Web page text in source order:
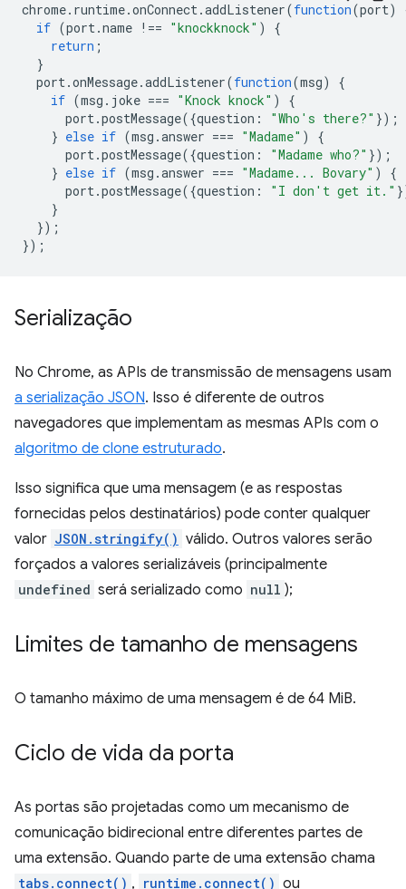
chrome. runtime.onConnect.addListener(function(port)
if (port.name !== "knockknock" )
{
return ;
}
port.onMessage.addListener(function(msg)
{
if (msg . joke === "Knock knock" )
{
port.postMessage({question : "Who's there?" });
} else if (msg .answer === "Madame" )
{
port.postMessage({question : "Madame who?" });
} else if (msg .answer === "Madame... Bovary" )
{
port.postMessage({question : "I don't get it."
}
});
});
Serialização
No Chrome, as APIs de transmissão de mensagens usam
a serialização JSON. Isso é diferente de outros
navegadores que implementam as mesmas APIs com o
algoritmo de clone estruturado.
Isso significa que uma mensagem (e as respostas
fornecidas pelos destinatários) pode conter qualquer
valor JSON.stringify() válido. Outros valores serão
forçados a valores serializáveis (principalmente
undefined será serializado como null );
Limites de tamanho de mensagens
O tamanho máximo de uma mensagem é de 64 MiB.
Ciclo de vida da porta
As portas são projetadas como um mecanismo de
comunicação bidirecional entre diferentes partes de
uma extensão. Quando parte de uma extensão chama
tabs.connect() , runtime.connect() ou